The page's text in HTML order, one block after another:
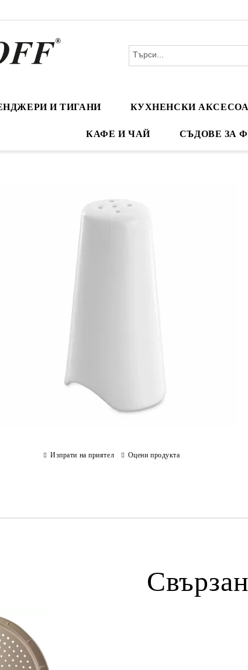
И ТИГАНИ КУХНЕНСКИ
КАФЕ И ЧАЙ СЪДОВЕ ЗА
Изпрати на приятел Оцени продукта